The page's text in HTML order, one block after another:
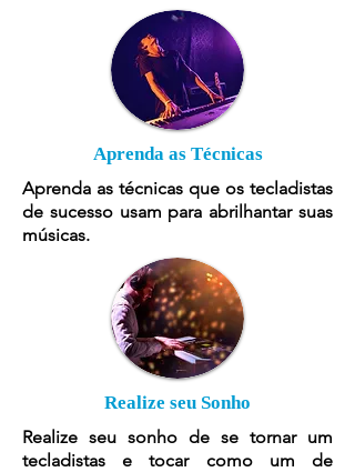
Aprenda as Técnicas
Aprenda as técnicas que os tecladistas
de sucesso usam para abrilhantar suas
músicas.
Realize seu Sonho
Realize seu sonho de se tornar um
tecladistas e tocar como um de